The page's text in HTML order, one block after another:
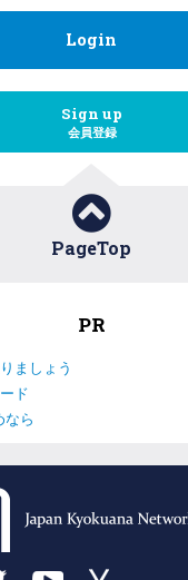
Login
Sign up
会員登録
PageTop
PR
ましょう
ド
ら